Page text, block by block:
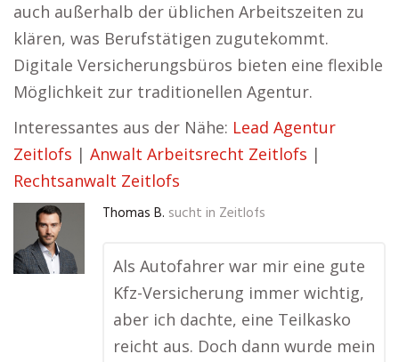
auch außerhalb der üblichen Arbeitszeiten zu
klären, was Berufstätigen zugutekommt.
Digitale Versicherungsbüros bieten eine flexible
Möglichkeit zur traditionellen Agentur.
Interessantes aus der Nähe: Lead Agentur
Zeitlofs | Anwalt Arbeitsrecht Zeitlofs |
Rechtsanwalt Zeitlofs
Thomas B. sucht in Zeitlofs
Als Autofahrer war mir eine gute
Kfz-Versicherung immer wichtig,
aber ich dachte, eine Teilkasko
reicht aus. Doch dann wurde mein